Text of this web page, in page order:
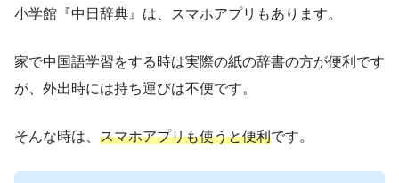
小学館『中日辞典』は、スマホアプリもあります。
家で中国語学習をする時は実際の紙の辞書の方が便利です
が、外出時には持ち運びは不便です。
そんな時は、 スマホアプリも使うと便利です。